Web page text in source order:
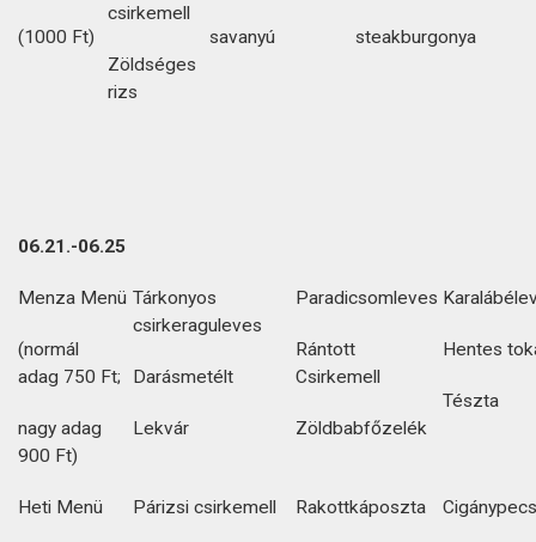
(1000 Ft)
csirkemell
Zöldséges
rizs
savanyú steakburgonya
06.21.-06.25
Menza Menü
(normál
adag 750 Ft;
nagy adag
900 Ft)
Tárkonyos
csirkeraguleves
Darásmetélt
Lekvár
Paradicsomleves
Rántott
Csirkemell
Zöldbabfőzelék
Hentes
Tészta
Heti Menü Párizsi csirkemell Rakottkáposzta